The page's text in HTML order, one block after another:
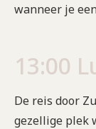
wanneer je
13:00
De reis door
gezellige plek